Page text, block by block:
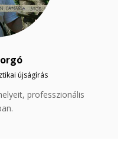
újságírás
professzionális